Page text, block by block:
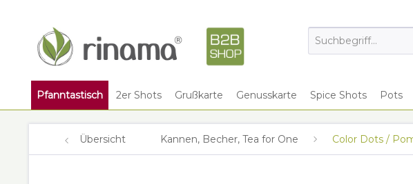
Pfanntastisch 2er Shots Grußkarte Genusskarte Spice Shots Pots
Übersicht Kannen, Becher, Tea for One Color Dots /